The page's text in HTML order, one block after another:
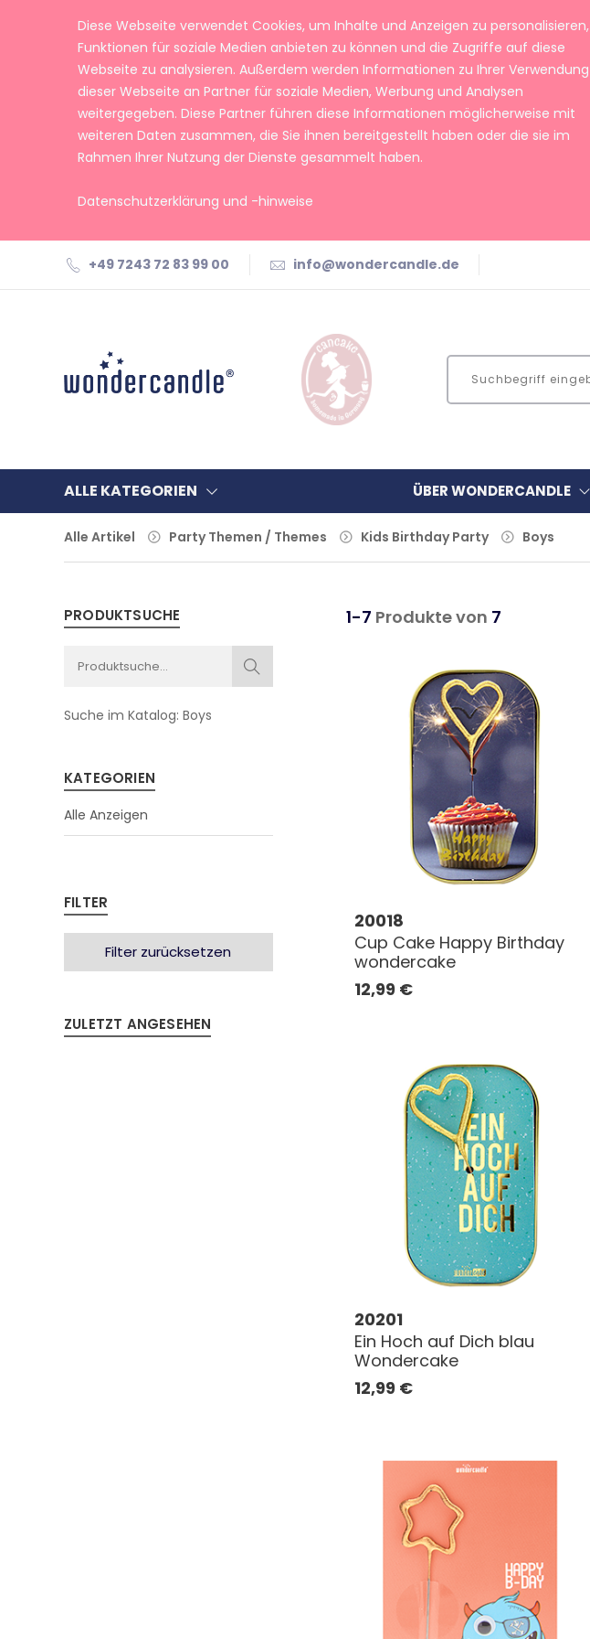
Diese Webseite verwendet Cookies, um Inhalte und Anzeigen zu personalisieren,
Funktionen für soziale Medien anbieten zu können und die Zugriffe auf diese
Webseite zu analysieren. Außerdem werden Informationen zu Ihrer Verwendung
dieser Webseite an Partner für soziale Medien, Werbung und Analysen
weitergegeben. Diese Partner führen diese Informationen möglicherweise mit
weiteren Daten zusammen, die Sie ihnen bereitgestellt haben oder die sie im
Rahmen Ihrer Nutzung der Dienste gesammelt haben.
Datenschutzerklärung und -hinweise
+49 7243 72 83 99 00 info@wondercandle.de
ALLE KATEGORIEN ÜBER WONDERCANDLE
Alle Artikel Party Themen / Themes Kids Birthday Party Boys
PRODUKTSUCHE
Suche im Katalog: Boys
KATEGORIEN
Alle Anzeigen
FILTER
Filter zurücksetzen
ZULETZT ANGESEHEN
1-7 Produkte von 7
20018
Cup Cake Happy Birthday
wondercake
12,99 €
20201
Ein Hoch auf Dich blau
Wondercake
12,99 €